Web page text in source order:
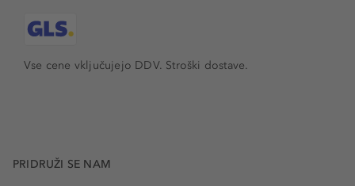
Vse cene vključujejo DDV. Stroški dostave.
PRIDRUŽI SE NAM